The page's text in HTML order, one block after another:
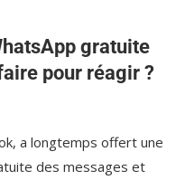
gratuite
pour réagir ?
a longtemps offert une
des messages et